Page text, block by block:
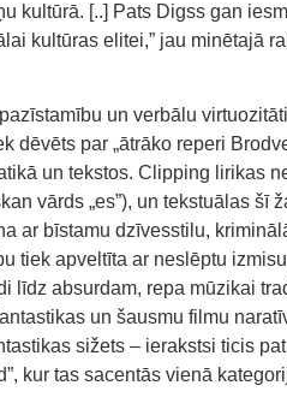
kultūrā. [..] Pats Digss gan
kultūras elitei,” jau minētajā
un verbālu
dēvēts par „ātrāko reperi
un tekstos. Clipping lirikas
vārds „es”), un tekstuālas šī
ar bīstamu dzīvesstilu,
tiek apveltīta ar neslēptu
līdz absurdam, repa mūzikai
un šausmu filmu
sižets – ierakstsi ticis
kur tas sacentās vienā